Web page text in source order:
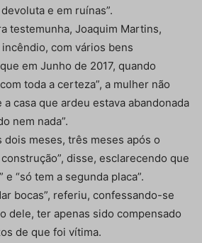
e em ruínas”.
testemunha, Joaquim Martins,
com vários bens
em Junho de 2017, quando
toda a certeza”, a mulher não
casa que ardeu estava abandonada
nem nada”.
dois meses, três meses após o
disse, esclarecendo que
e “só tem a segunda placa”.
bocas”, referiu, confessando-se
dele, ter apenas sido compensado
de que foi vítima.